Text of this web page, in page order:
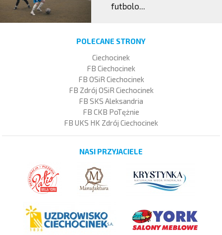
futbolo...
POLECANE STRONY
Ciechocinek
FB Ciechocinek
FB OSiR Ciechocinek
FB Zdrój OSiR Ciechocinek
FB SKS Aleksandria
FB CKB PoTężnie
FB UKS HK Zdrój Ciechocinek
NASI PRZYJACIELE